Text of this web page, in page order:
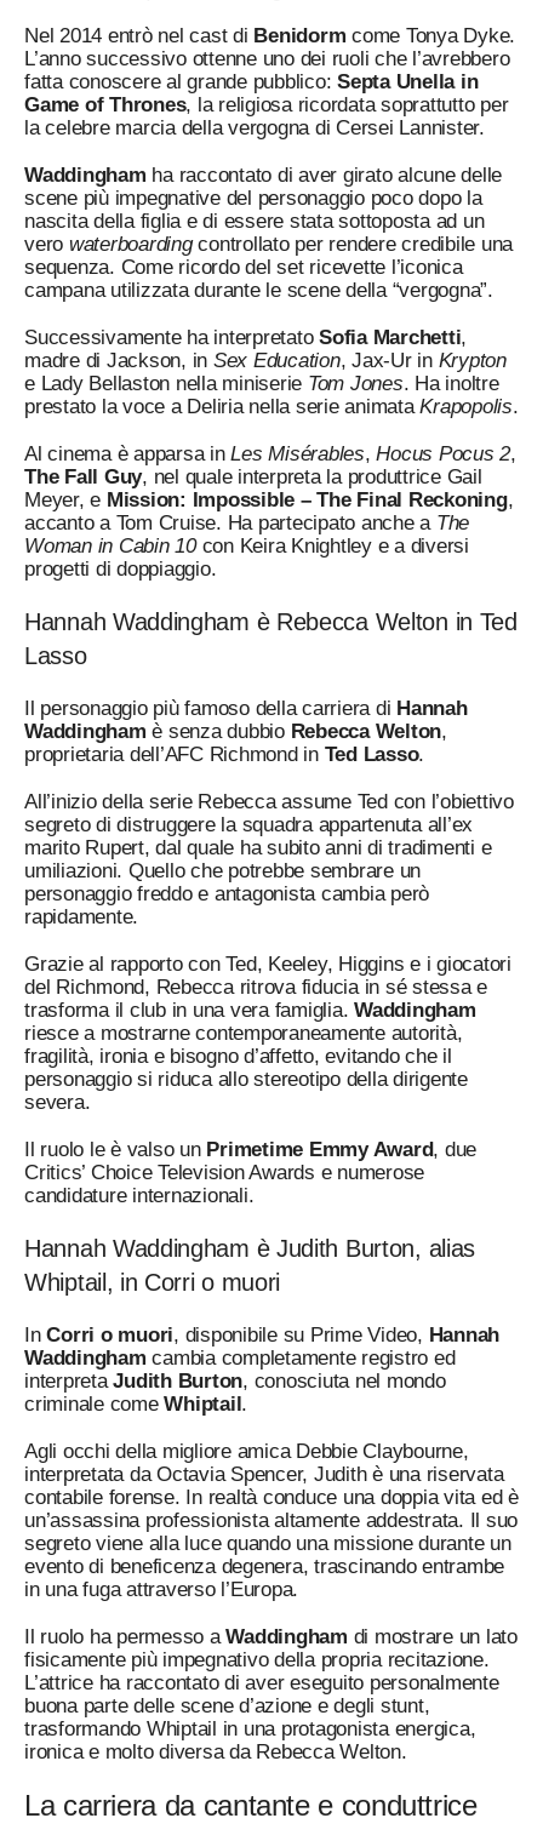
Nel 2014 entrò nel cast di Benidorm come Tonya Dyke.
L’anno successivo ottenne uno dei ruoli che l’avrebbero
fatta conoscere al grande pubblico:Septa Unella in
Game of Thrones, la religiosa ricordata soprattutto per
la celebre marcia della vergogna di Cersei Lannister.
Waddingham ha raccontato di aver girato alcune delle
scene più impegnative del personaggio poco dopo la
nascita della figlia e di essere stata sottoposta ad un
vero waterboardingcontrollato per rendere credibile una
sequenza. Come ricordo del set ricevette l’iconica
campana utilizzata durante le scene della “vergogna”.
Successivamente ha interpretatoSofia Marchetti,
madre di Jackson, in Sex Education, Jax-Ur in Krypton
e Lady Bellaston nella miniserie Tom Jones. Ha inoltre
prestato la voce a Deliria nella serie animataKrapopolis.
Al cinema è apparsa inLes Misérables,Hocus Pocus 2,
The Fall Guy, nel quale interpreta la produttrice Gail
Meyer, e Mission: Impossible – The Final Reckoning,
accanto a Tom Cruise. Ha partecipato anche a The
Woman in Cabin 10con Keira Knightley e a diversi
progetti di doppiaggio.
Hannah Waddingham è Rebecca Welton in Ted
Lasso
Il personaggio più famoso della carriera di Hannah
Waddinghamè senza dubbio Rebecca Welton,
proprietaria dell’AFC Richmond in Ted Lasso.
All’inizio della serie Rebecca assume Ted con l’obiettivo
segreto di distruggere la squadra appartenuta all’ex
marito Rupert, dal quale ha subito anni di tradimenti e
umiliazioni. Quello che potrebbe sembrare un
personaggio freddo e antagonista cambia però
rapidamente.
Grazie al rapporto con Ted, Keeley, Higgins e i giocatori
del Richmond, Rebecca ritrova fiducia in sé stessa e
trasforma il club in una vera famiglia.Waddingham
riesce a mostrarne contemporaneamente autorità,
fragilità, ironia e bisogno d’affetto, evitando che il
personaggio si riduca allo stereotipo della dirigente
severa.
Il ruolo le è valso un Primetime Emmy Award, due
Critics’ Choice Television Awards e numerose
candidature internazionali.
Hannah Waddingham è Judith Burton, alias
Whiptail, in Corri o muori
InCorri o muori, disponibile su Prime Video, Hannah
Waddingham cambia completamente registro ed
interpretaJudith Burton, conosciuta nel mondo
criminale comeWhiptail.
Agli occhi della migliore amica Debbie Claybourne,
interpretata da Octavia Spencer, Judith è una riservata
contabile forense. In realtà conduce una doppia vita ed è
un’assassina professionista altamente addestrata. Il suo
segreto viene alla luce quando una missione durante un
evento di beneficenza degenera, trascinando entrambe
in una fuga attraverso l’Europa.
Il ruolo ha permesso aWaddingham di mostrare un lato
fisicamente più impegnativo della propria recitazione.
L’attrice ha raccontato di aver eseguito personalmente
buona parte delle scene d’azione e degli stunt,
trasformando Whiptail in una protagonista energica,
ironica e molto diversa da Rebecca Welton.
La carriera da cantante e conduttrice